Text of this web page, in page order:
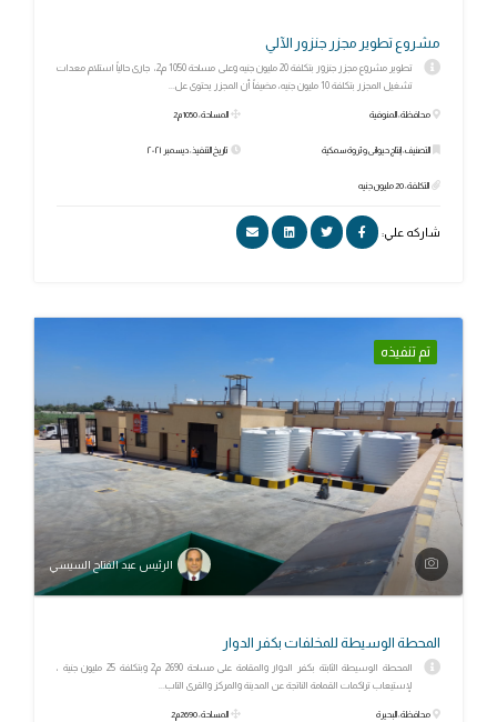
مشروع تطوير مجزر جنزور الآلي
تطوير مشروع مجزر جنزور بتكلفة 20 مليون جنيه وعلى مساحة 1050 م2، جارى حالياً استلام معدات
تشغيل المجزر بتكلفة 10 مليون جنيه، مضيفاً أن المجزر يحتوى عل...
محافظة: المنوفية
التصنيف: إنتاج حيوانى وثروة سمكية
التكلفة: 20 مليون جنيه
المساحة: 1050 م2
تاريخ التنفيذ: ديسمبر ٢٠٢١
شاركه علي:
تم تنفيذه
الرئيس عبد الفتاح السيسي
المحطة الوسيطة للمخلفات بكفر الدوار
المحطة الوسيطة الثابتة بكفر الدوار والمقامة على مساحة 2690 م2 وبتكلفة 25 مليون جنية ،
لإستيعاب تراكمات القمامة الناتجة عن المدينة والمركز والقرى التاب...
محافظة: البحيرة المساحة: 2690م2